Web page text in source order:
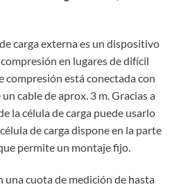
carga externa es un dispositivo
en lugares de difícil
compresión está conectada con
cable de aprox. 3 m. Gracias a
la célula de carga puede usarlo
de carga dispone en la parte
permite un montaje fijo.
cuota de medición de hasta